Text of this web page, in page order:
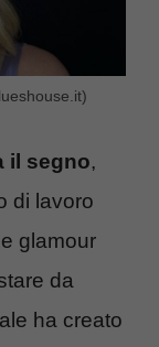
il segno,
di lavoro
glamour
da
ha creato